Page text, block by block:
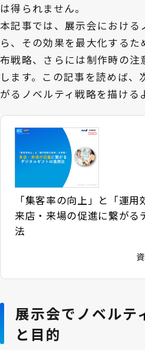
は得られません。
本記事では、展示会における
ら、その効果を最大化する
布戦略、さらには制作時の
します。この記事を読めば
がるノベルティ戦略を描ける
「集客率の向上」と「運用
来店・来場の促進に繋がる
法
展示会でノベルテ
と目的